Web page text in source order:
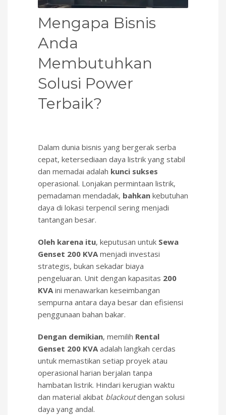
Mengapa Bisnis
Anda
Membutuhkan
Solusi Power
Terbaik?
Dalam dunia bisnis yang bergerak serba
cepat, ketersediaan daya listrik yang stabil
dan memadai adalah kunci sukses
operasional. Lonjakan permintaan listrik,
pemadaman mendadak, bahkan kebutuhan
daya di lokasi terpencil sering menjadi
tantangan besar.
Oleh karena itu, keputusan untuk Sewa
Genset 200 KVAmenjadi investasi
strategis, bukan sekadar biaya
pengeluaran. Unit dengan kapasitas 200
KVAini menawarkan keseimbangan
sempurna antara daya besar dan efisiensi
penggunaan bahan bakar.
Dengan demikian, memilih Rental
Genset 200 KVAadalah langkah cerdas
untuk memastikan setiap proyek atau
operasional harian berjalan tanpa
hambatan listrik. Hindari kerugian waktu
dan material akibat blackoutdengan solusi
daya yang andal.